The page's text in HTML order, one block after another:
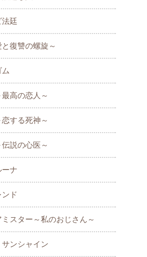
廷
復讐の螺旋～
高の恋人～
する死神～
説の心医～
ーナ
ド
スター～私のおじさん～
サンシャイン